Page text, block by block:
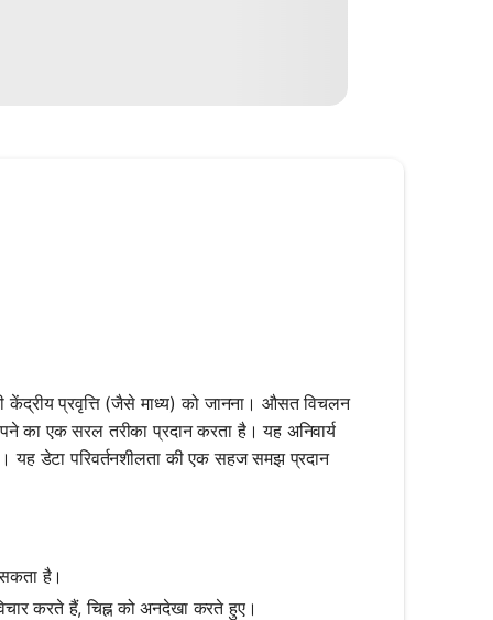
केंद्रीय प्रवृत्ति (जैसे माध्य) को जानना। औसत विचलन
का एक सरल तरीका प्रदान करता है। यह अनिवार्य
डेटा परिवर्तनशीलता की एक सहज समझ प्रदान
है।
करते हैं, चिह्न को अनदेखा करते हुए।